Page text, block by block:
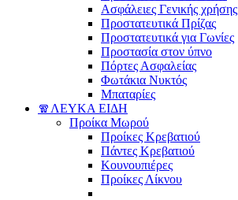
Ασφάλειες Γενικής χρήσης
Προστατευτικά Πρίζας
Προστατευτικά για Γωνίες
Προστασία στον ύπνο
Πόρτες Ασφαλείας
Φωτάκια Νυκτός
Μπαταρίες
🧣ΛΕΥΚΑ ΕΙΔΗ
Προίκα Μωρού
Προίκες Κρεβατιού
Πάντες Κρεβατιού
Κουνουπιέρες
Προίκες Λίκνου